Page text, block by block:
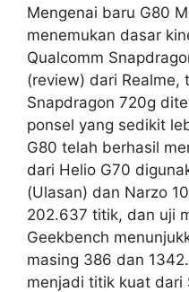
Mengenai baru G80
menemukan dasar
Qualcomm
(review) dari Realme,
Snapdragon 720g
ponsel yang sedikit
G80 telah berhasil
dari Helio G70
(Ulasan) dan Narzo
202.637 titik, dan uji
Geekbench
masing 386 dan
menjadi titik kuat dari